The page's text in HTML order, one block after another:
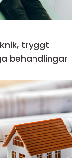
tryggt
behandlingar